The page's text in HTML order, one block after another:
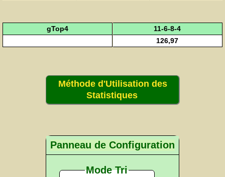
gTop4
11-6-8-4
126,97
Méthode d'Utilisation des
Statistiques
Panneau de Configuration
Mode Tri